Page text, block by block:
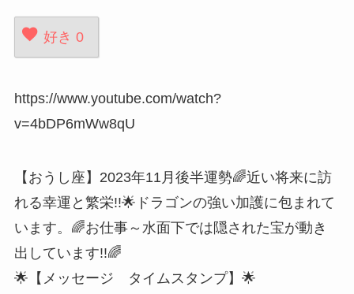
好き 0
https://www.youtube.com/watch?
v=4bDP6mWw8qU
【おうし座】2023年11月後半運勢🌈近い将来に訪
れる幸運と繁栄!!🌟ドラゴンの強い加護に包まれて
います。🌈お仕事～水面下では隠された宝が動き
出しています!!🌈
🌟【メッセージ タイムスタンプ】🌟